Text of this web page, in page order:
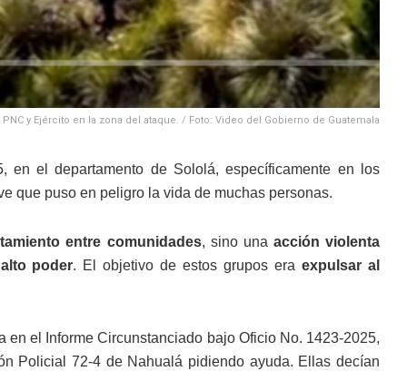
y Ejército en la zona del ataque. / Foto: Video del Gobierno de Guatemala
en el departamento de Sololá, específicamente en los
que puso en peligro la vida de muchas personas.
entre comunidades, sino una acción violenta
poder. El objetivo de estos grupos eraexpulsar al
el Informe Circunstanciado bajo Oficio No. 1423-2025,
Policial 72-4 de Nahualá pidiendo ayuda. Ellas decían